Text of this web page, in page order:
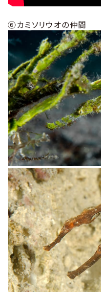
⑥カミソリウオの仲間